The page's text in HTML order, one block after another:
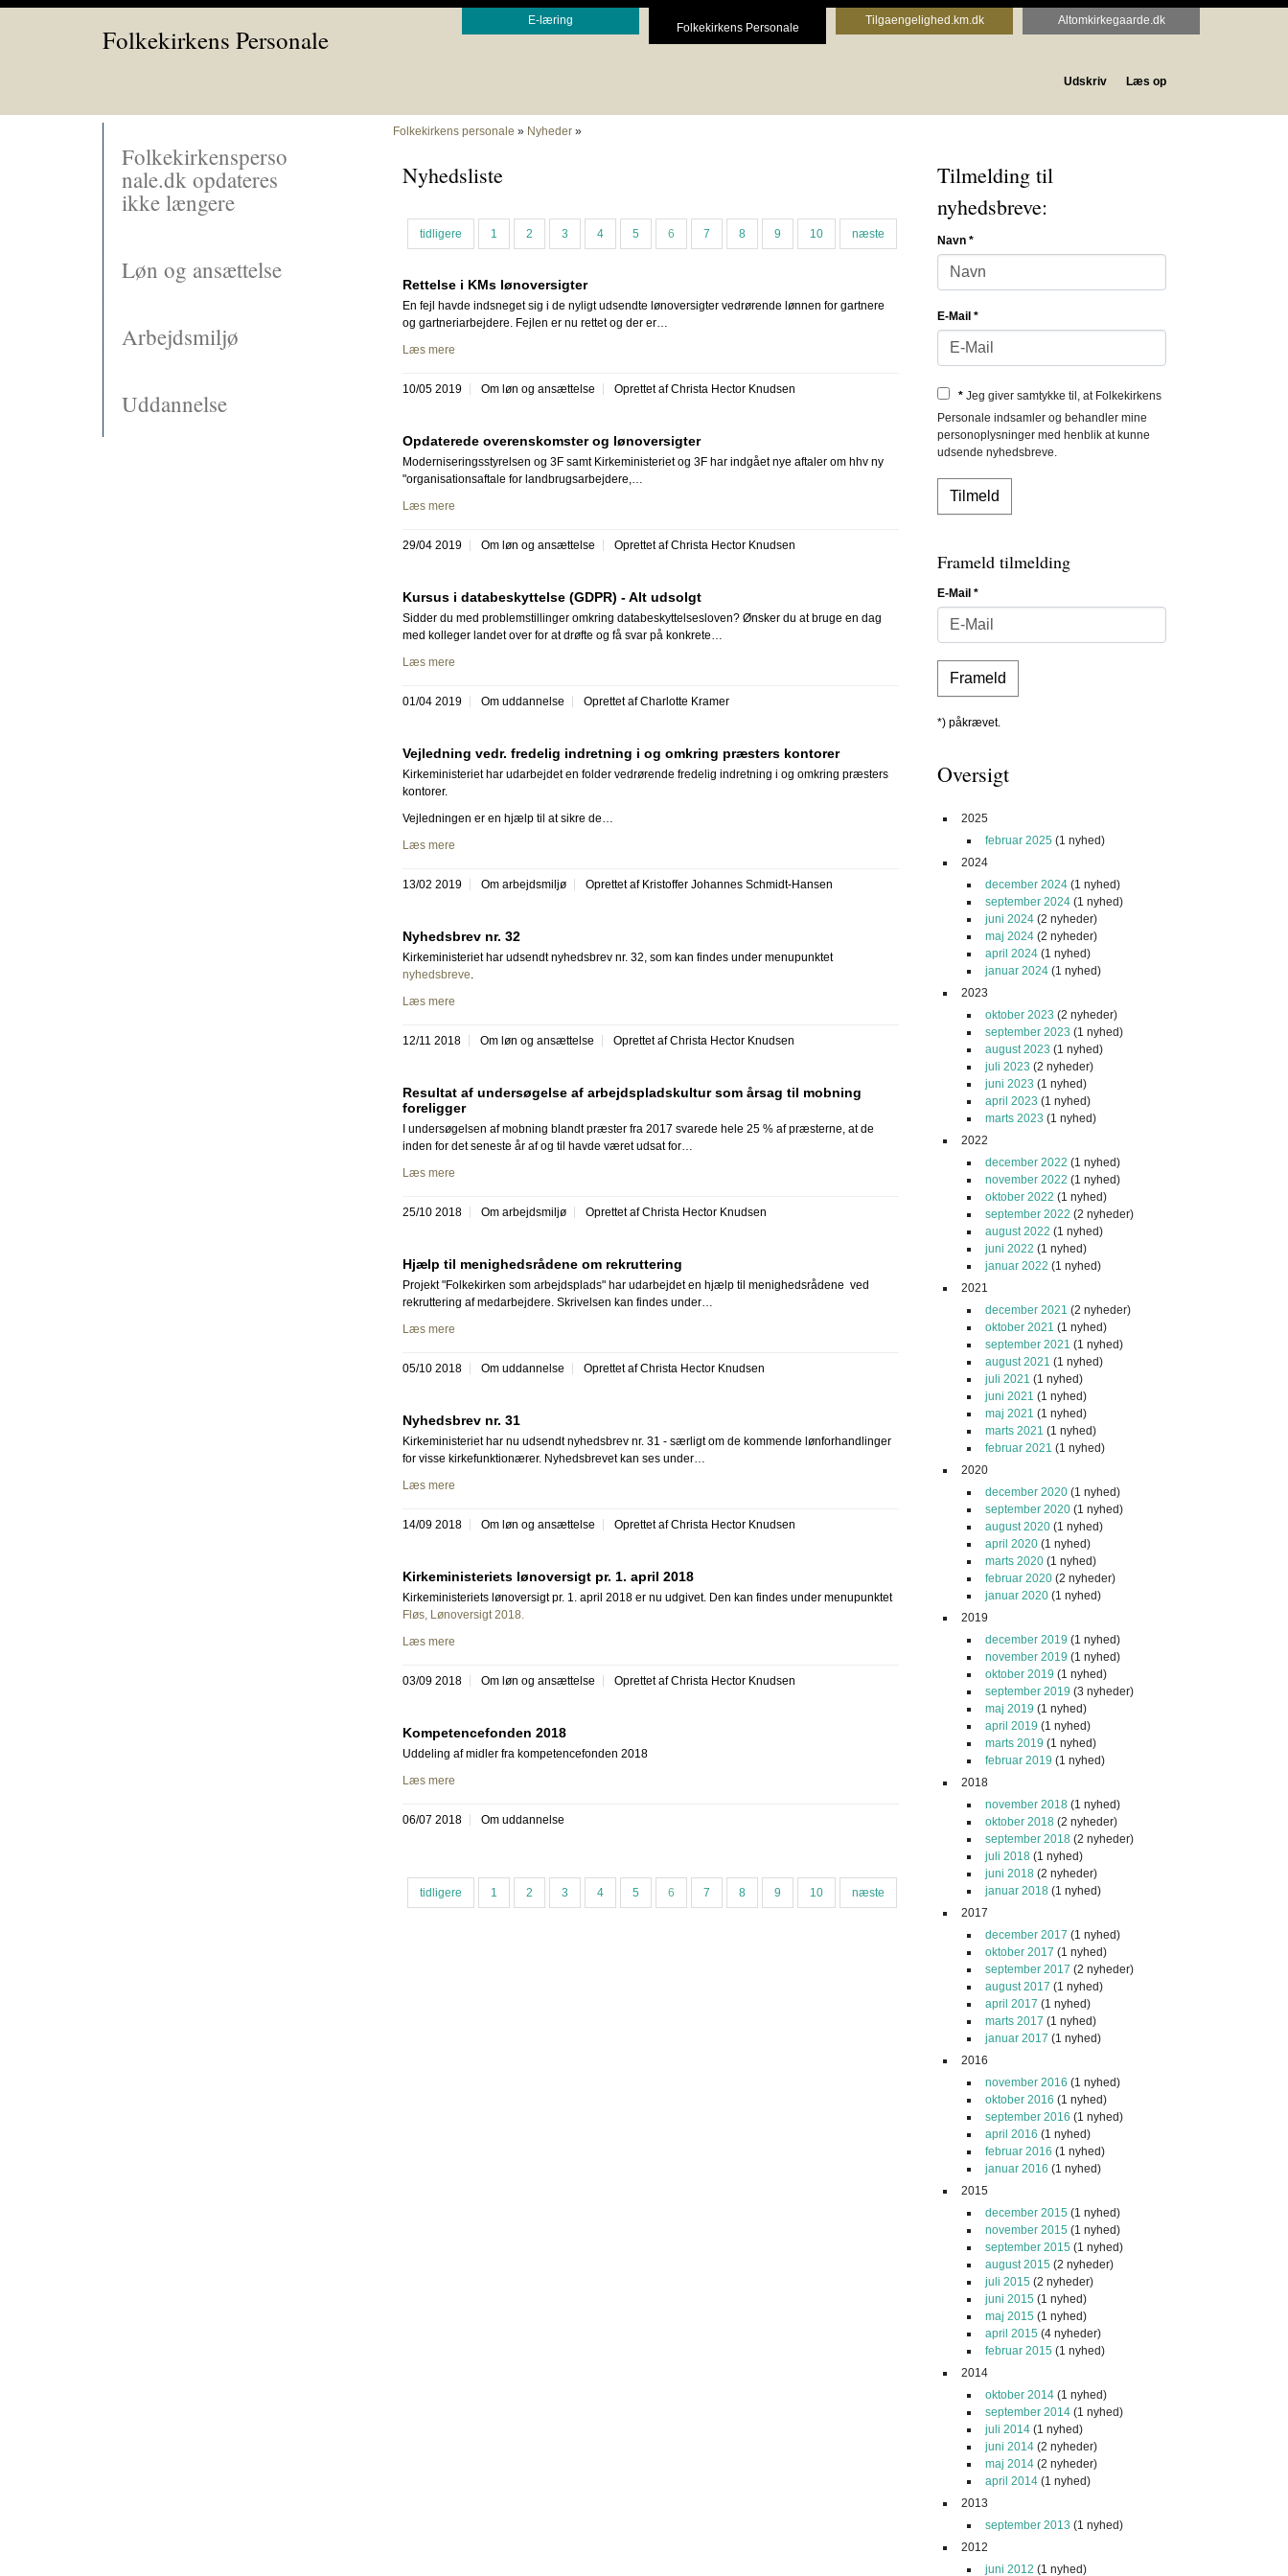
Folkekirkens Personale
E-læring
Folkekirkens Personale
Tilgaengelighed.km.dk Altomkirkegaarde.dk
Udskriv Læs op
Folkekirkensperso
nale.dk opdateres
ikke længere
Løn og ansættelse
Arbejdsmiljø
Uddannelse
Folkekirkens personale » Nyheder»
Nyhedsliste
tidligere 1 2 3 4 5 6 7 8 9 10 næste
Rettelse i KMs lønoversigter
En fejl havde indsneget sig i de nyligt udsendte lønoversigter vedrørende lønnen for gartnere
og gartneriarbejdere. Fejlen er nu rettet og der er…
Læs mere
10/05 2019 Om løn og ansættelse Oprettet af Christa Hector Knudsen
Opdaterede overenskomster og lønoversigter
Moderniseringsstyrelsen og 3F samt Kirkeministeriet og 3F har indgået nye aftaler om hhv ny
"organisationsaftale for landbrugsarbejdere,…
Læs mere
29/04 2019 Om løn og ansættelse Oprettet af Christa Hector Knudsen
Kursus i databeskyttelse (GDPR) - Alt udsolgt
Sidder du med problemstillinger omkring databeskyttelsesloven? Ønsker du at bruge en dag
med kolleger landet over for at drøfte og få svar på konkrete…
Læs mere
01/04 2019 Om uddannelse Oprettet af Charlotte Kramer
Vejledning vedr. fredelig indretning i og omkring præsters kontorer
Kirkeministeriet har udarbejdet en folder vedrørende fredelig indretning i og omkring præsters
kontorer.
Vejledningen er en hjælp til at sikre de…
Læs mere
13/02 2019 Om arbejdsmiljø Oprettet af Kristoffer Johannes Schmidt-Hansen
Nyhedsbrev nr. 32
Kirkeministeriet har udsendt nyhedsbrev nr. 32, som kan findes under menupunktet
nyhedsbreve.
Læs mere
12/11 2018 Om løn og ansættelse Oprettet af Christa Hector Knudsen
Resultat af undersøgelse af arbejdspladskultur som årsag til mobning
foreligger
I undersøgelsen af mobning blandt præster fra 2017 svarede hele 25 % af præsterne, at de
inden for det seneste år af og til havde været udsat for…
Læs mere
25/10 2018 Om arbejdsmiljø Oprettet af Christa Hector Knudsen
Hjælp til menighedsrådene om rekruttering
Projekt "Folkekirken som arbejdsplads" har udarbejdet en hjælp til menighedsrådene ved
rekruttering af medarbejdere. Skrivelsen kan findes under…
Læs mere
05/10 2018 Om uddannelse Oprettet af Christa Hector Knudsen
Nyhedsbrev nr. 31
Kirkeministeriet har nu udsendt nyhedsbrev nr. 31 - særligt om de kommende lønforhandlinger
for visse kirkefunktionærer. Nyhedsbrevet kan ses under…
Læs mere
14/09 2018 Om løn og ansættelse Oprettet af Christa Hector Knudsen
Kirkeministeriets lønoversigt pr. 1. april 2018
Kirkeministeriets lønoversigt pr. 1. april 2018 er nu udgivet. Den kan findes under menupunktet
Fløs, Lønoversigt 2018.
Læs mere
03/09 2018 Om løn og ansættelse Oprettet af Christa Hector Knudsen
Kompetencefonden 2018
Uddeling af midler fra kompetencefonden 2018
Læs mere
06/07 2018 Om uddannelse
tidligere 1 2 3 4 5 6 7 8 9 10 næste
Tilmelding til
nyhedsbreve:
Navn *
E-Mail *
*Jeg giver samtykke til, at Folkekirkens
Personale indsamler og behandler mine
personoplysninger med henblik at kunne
udsende nyhedsbreve.
Frameld tilmelding
E-Mail *
*) påkrævet.
Oversigt
2025
februar 2025 (1 nyhed)
2024
december 2024(1 nyhed)
september 2024(1 nyhed)
juni 2024(2 nyheder)
maj 2024(2 nyheder)
april 2024(1 nyhed)
januar 2024(1 nyhed)
2023
oktober 2023 (2 nyheder)
september 2023 (1 nyhed)
august 2023 (1 nyhed)
juli 2023 (2 nyheder)
juni 2023 (1 nyhed)
april 2023 (1 nyhed)
marts 2023 (1 nyhed)
2022
december 2022 (1 nyhed)
november 2022 (1 nyhed)
oktober 2022 (1 nyhed)
september 2022 (2 nyheder)
august 2022 (1 nyhed)
juni 2022 (1 nyhed)
januar 2022 (1 nyhed)
2021
december 2021 (2 nyheder)
oktober 2021 (1 nyhed)
september 2021 (1 nyhed)
august 2021 (1 nyhed)
juli 2021 (1 nyhed)
juni 2021 (1 nyhed)
maj 2021 (1 nyhed)
marts 2021 (1 nyhed)
februar 2021 (1 nyhed)
2020
december 2020(1 nyhed)
september 2020(1 nyhed)
august 2020(1 nyhed)
april 2020(1 nyhed)
marts 2020(1 nyhed)
februar 2020(2 nyheder)
januar 2020(1 nyhed)
2019
december 2019 (1 nyhed)
november 2019 (1 nyhed)
oktober 2019 (1 nyhed)
september 2019 (3 nyheder)
maj 2019 (1 nyhed)
april 2019 (1 nyhed)
marts 2019 (1 nyhed)
februar 2019 (1 nyhed)
2018
november 2018(1 nyhed)
oktober 2018(2 nyheder)
september 2018(2 nyheder)
juli 2018(1 nyhed)
juni 2018(2 nyheder)
januar 2018(1 nyhed)
2017
december 2017 (1 nyhed)
oktober 2017 (1 nyhed)
september 2017 (2 nyheder)
august 2017 (1 nyhed)
april 2017 (1 nyhed)
marts 2017 (1 nyhed)
januar 2017 (1 nyhed)
2016
november 2016 (1 nyhed)
oktober 2016 (1 nyhed)
september 2016 (1 nyhed)
april 2016 (1 nyhed)
februar 2016 (1 nyhed)
januar 2016 (1 nyhed)
2015
december 2015 (1 nyhed)
november 2015 (1 nyhed)
september 2015 (1 nyhed)
august 2015 (2 nyheder)
juli 2015 (2 nyheder)
juni 2015 (1 nyhed)
maj 2015 (1 nyhed)
april 2015 (4 nyheder)
februar 2015 (1 nyhed)
2014
oktober 2014(1 nyhed)
september 2014(1 nyhed)
juli 2014(1 nyhed)
juni 2014(2 nyheder)
maj 2014(2 nyheder)
april 2014(1 nyhed)
2013
september 2013 (1 nyhed)
2012
juni 2012 (1 nyhed)